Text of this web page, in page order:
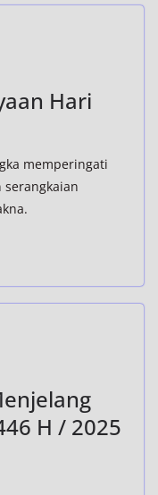
Hari
memperingati
serangkaian
H / 2025